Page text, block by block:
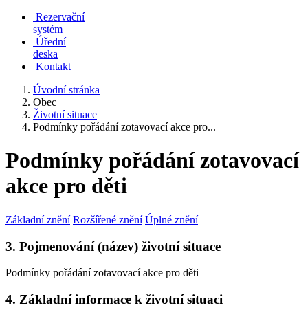
Rezervační
systém
Úřední
deska
Kontakt
Úvodní stránka
Obec
Životní situace
Podmínky pořádání zotavovací akce pro...
Podmínky pořádání zotavovací
akce pro děti
Základní znění Rozšířené znění Úplné znění
3. Pojmenování (název) životní situace
Podmínky pořádání zotavovací akce pro děti
4. Základní informace k životní situaci